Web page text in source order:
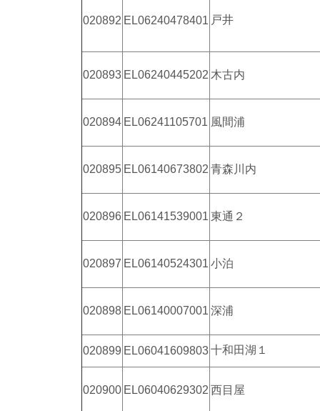
020892 EL06240478401 戸井
020893 EL06240445202 木古内
020894 EL06241105701 風間浦
020895 EL06140673802 青森川内
020896 EL06141539001 東通２
020897 EL06140524301 小泊
020898 EL06140007001 深浦
020899 EL06041609803十和田湖１
020900 EL06040629302 西目屋